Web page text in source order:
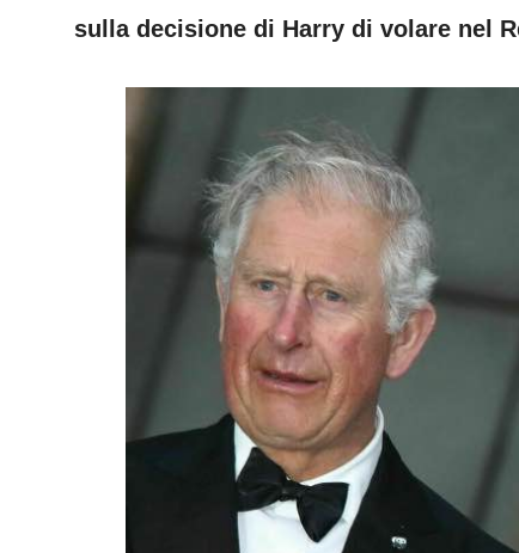
sulla decisione di Harry di volare nel